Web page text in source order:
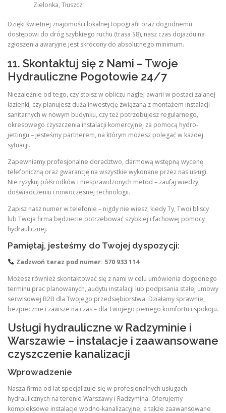
Zielonka, Tłuszcz.
Dzięki świetnej znajomości lokalnej topografii oraz dogodnemu
dostępowi do dróg szybkiego ruchu (trasa S8), nasz czas dojazdu na
zgłoszenia awaryjne jest skrócony do absolutnego minimum.
11. Skontaktuj się z Nami – Twoje
Hydrauliczne Pogotowie 24/7
Niezależnie od tego, czy stoisz w obliczu nagłej awarii w postaci zalanej
łazienki, czy planujesz dużą inwestycję związaną z montażem instalacji
sanitarnych w nowym budynku, czy też potrzebujesz regularnego,
okresowego czyszczenia instalacji komercyjnej za pomocą hydro-
jettingu – jesteśmy partnerem, na którym możesz polegać w każdej
sytuacji.
Zapewniamy profesjonalne doradztwo, darmową wstępną wycenę
telefoniczną oraz gwarancję na wszystkie wykonane przez nas usługi.
Nie ryzykuj półśrodków i niesprawdzonych metod – zaufaj wiedzy,
doświadczeniu i nowoczesnej technologii.
Zapisz nasz numer w telefonie – nigdy nie wiesz, kiedy Ty, Twoi bliscy
lub Twoja firma będziecie potrzebować szybkiej i fachowej pomocy
hydraulicznej.
Pamiętaj, jesteśmy do Twojej dyspozycji:
Zadzwoń teraz pod numer: 570 933 114
Możesz również skontaktować się z nami w celu umówienia dogodnego
terminu prac planowanych, audytu instalacji lub podpisania stałej umowy
serwisowej B2B dla Twojego przedsiębiorstwa. Działamy sprawnie,
bezpiecznie i zawsze na czas – dla Twojego pełnego komfortu i spokoju.
Usługi hydrauliczne w Radzyminie i
Warszawie – instalacje i zaawansowane
czyszczenie kanalizacji
Wprowadzenie
Nasza firma od lat specjalizuje się w profesjonalnych usługach
hydraulicznych na terenie Warszawy i Radzymina. Oferujemy
kompleksowe instalacje wodno-kanalizacyjne, a także zaawansowane